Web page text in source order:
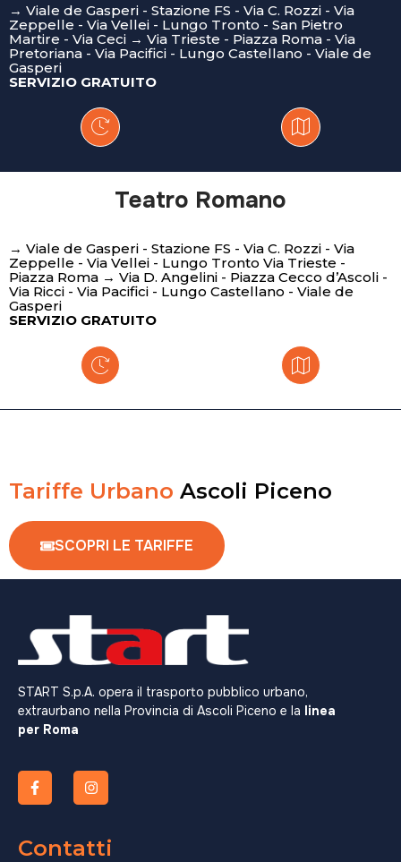
→ Viale de Gasperi - Stazione FS - Via C. Rozzi - Via
Zeppelle - Via Vellei - Lungo Tronto - San Pietro
Martire - Via Ceci → Via Trieste - Piazza Roma - Via
Pretoriana - Via Pacifici - Lungo Castellano - Viale de
Gasperi
SERVIZIO GRATUITO
Teatro Romano
→ Viale de Gasperi - Stazione FS - Via C. Rozzi - Via
Zeppelle - Via Vellei - Lungo Tronto Via Trieste -
Piazza Roma → Via D. Angelini - Piazza Cecco d’Ascoli -
Via Ricci - Via Pacifici - Lungo Castellano - Viale de
Gasperi
SERVIZIO GRATUITO
Tariffe Urbano Ascoli Piceno
SCOPRI LE TARIFFE
START S.p.A. opera il trasporto pubblico urbano,
extraurbano nella Provincia di Ascoli Piceno e la linea
per Roma
Contatti